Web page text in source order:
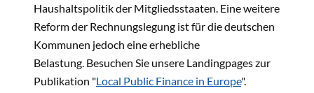
Haushaltspolitik der Mitgliedsstaaten. Eine weitere
Reform der Rechnungslegung ist für die deutschen
Kommunen jedoch eine erhebliche
Belastung. Besuchen Sie unsere Landingpages zur
Publikation "Local Public Finance in Europe".